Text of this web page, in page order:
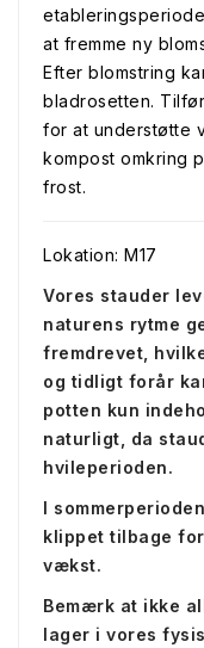
at fremme ny
Efter blomstring
bladrosetten.
for at understøtte
kompost omkring
frost.
Lokation: M17
Vores stauder
naturens rytme
fremdrevet,
og tidligt forår
potten kun
naturligt, da
hvileperioden.
I
klippet tilbage
vækst.
Bemærk at ikke
lager i vores